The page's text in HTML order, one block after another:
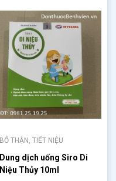
BỔ THẬN, TIẾT NIỆU
Dung dịch uống Siro Di
Niệu Thủy 10ml